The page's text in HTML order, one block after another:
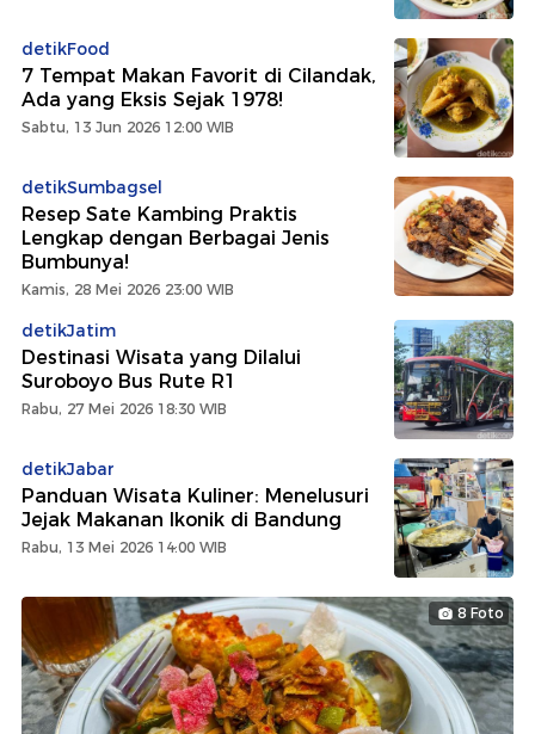
detikFood
7 Tempat Makan Favorit di Cilandak,
Ada yang Eksis Sejak 1978!
Sabtu, 13 Jun 2026 12:00 WIB
detikSumbagsel
Resep Sate Kambing Praktis
Lengkap dengan Berbagai Jenis
Bumbunya!
Kamis, 28 Mei 2026 23:00 WIB
detikJatim
Destinasi Wisata yang Dilalui
Suroboyo Bus Rute R1
Rabu, 27 Mei 2026 18:30 WIB
detikJabar
Panduan Wisata Kuliner: Menelusuri
Jejak Makanan Ikonik di Bandung
Rabu, 13 Mei 2026 14:00 WIB
8 Foto